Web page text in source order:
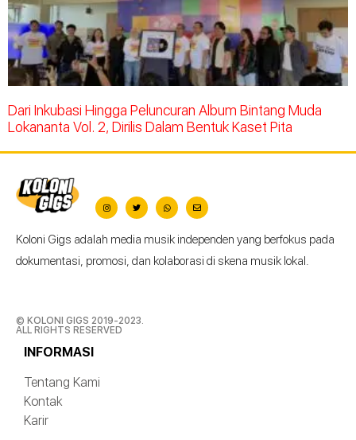
Dari Inkubasi Hingga Peluncuran Album Bintang Muda
Lokananta Vol. 2, Dirilis Dalam Bentuk Kaset Pita
Koloni Gigs adalah media musik independen yang berfokus pada
dokumentasi, promosi, dan kolaborasi di skena musik lokal.
© KOLONI GIGS 2019-2023.
ALL RIGHTS RESERVED
INFORMASI
Tentang Kami
Kontak
Karir